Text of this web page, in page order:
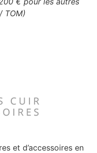
TOM)
et d’accessoires en